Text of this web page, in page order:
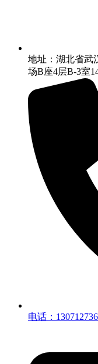
地址：湖北省武
场B座4层B-3室
电话：